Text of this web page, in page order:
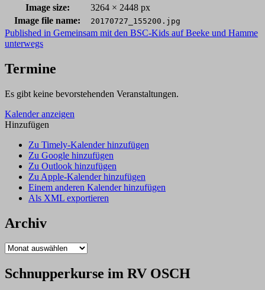
Image size:
3264 × 2448 px
Image file name:
20170727_155200.jpg
Post
navigation
Published in Gemeinsam mit den BSC-Kids auf Beeke und Hamme
unterwegs
Termine
Es gibt keine bevorstehenden Veranstaltungen.
Kalender anzeigen
Hinzufügen
Zu Timely-Kalender hinzufügen
Zu Google hinzufügen
Zu Outlook hinzufügen
Zu Apple-Kalender hinzufügen
Einem anderen Kalender hinzufügen
Als XML exportieren
Archiv
Archiv
Schnupperkurse im RV OSCH